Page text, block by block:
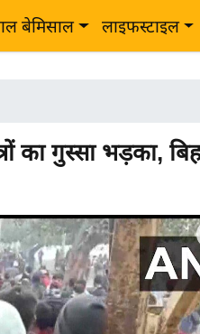
बेमिसाल लाइफस्टाइल
का गुस्सा भड़का,